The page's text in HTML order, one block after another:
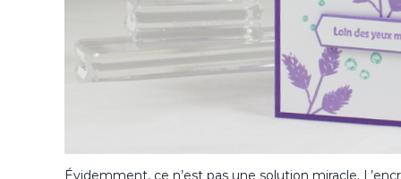
Évidemment, ce n’est pas une solution miracle.